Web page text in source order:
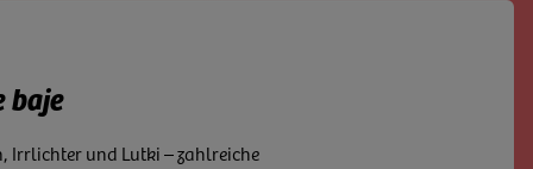
tradicije
Traditionen so leidenschaftlich, wie die
baje
Irrlichter und Lutki – zahlreiche
- Serbja – jónkrótni
und Bewahrung der eigenen Identität